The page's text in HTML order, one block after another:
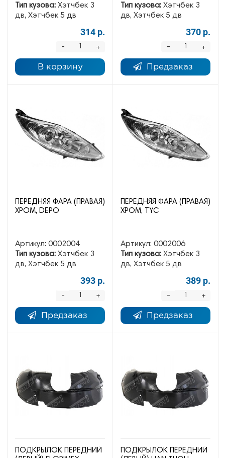
Тип кузова: Хэтчбек 3
дв, Хэтчбек 5 дв
314 р.
+
-
В корзину
Тип кузова: Хэтчбек 3
дв, Хэтчбек 5 дв
370 р.
+
-
Предзаказ
ПЕРЕДНЯЯ ФАРА (ПРАВАЯ)
ХРОМ, DEPO
Артикул: 0002004
Тип кузова: Хэтчбек 3
дв, Хэтчбек 5 дв
393 р.
+
-
Предзаказ
ПЕРЕДНЯЯ ФАРА (ПРАВАЯ)
ХРОМ, TYC
Артикул: 0002006
Тип кузова: Хэтчбек 3
дв, Хэтчбек 5 дв
389 р.
+
-
Предзаказ
ПОДКРЫЛОК ПЕРЕДНИЙ
ПОДКРЫЛОК ПЕРЕДНИЙ